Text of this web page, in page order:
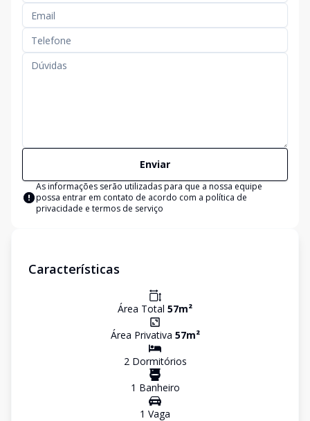
Enviar
As informações serão utilizadas para que a nossa equipe
possa entrar em contato de acordo com a política de
privacidade e termos de serviço
Características
Área Total 57m²
Área Privativa 57m²
2Dormitórios
1 Banheiro
1 Vaga